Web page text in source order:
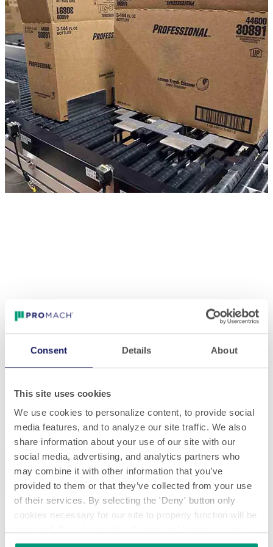
Consent Details About
This site uses cookies
We use cookies to personalize content, to provide social
media features, and to analyze our site traffic. We also
share information about your use of our site with our
social media, advertising, and analytics partners who
may combine it with other information that you’ve
provided to them or that they’ve collected from your use
of their services. By selecting the 'Deny' button only
cookies necessary for our site to properly function will be
choose the individual categories of cookies you want to
Anterior Siguiente
Industries Served